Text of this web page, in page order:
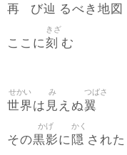
再 び辿 るべき 地図
ここに刻
きざ
む
世界
せかい
は 見
み
えぬ翼
つばさ
その黒影
かげ
に 隠
かく
された